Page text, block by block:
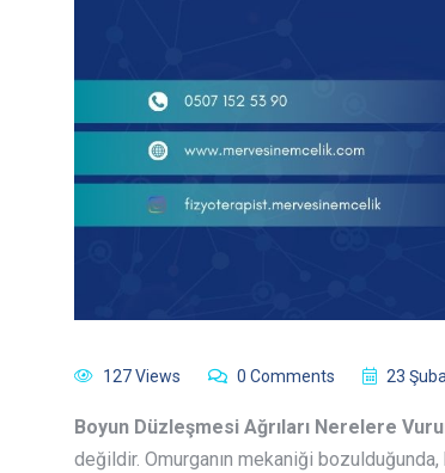
127 Views 0 Comments 23
Boyun Düzleşmesi Ağrıları Nerelere
değildir. Omurganın mekaniği